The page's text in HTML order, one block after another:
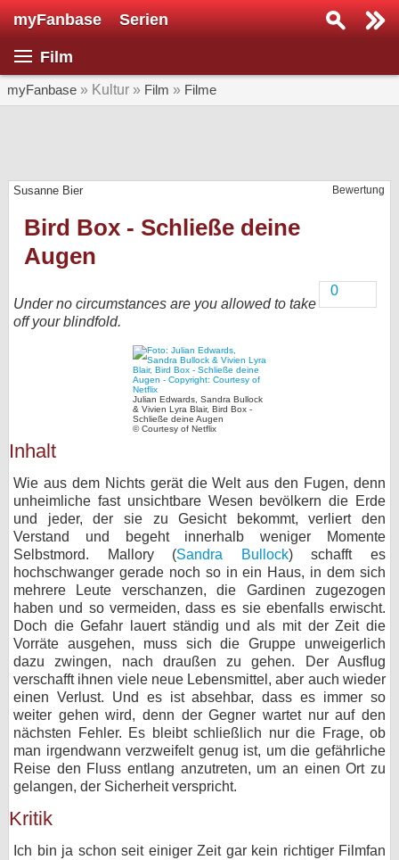
myFanbase Serien
Film
myFanbase » Kultur » Film » Filme
Bewertung
Susanne Bier
Bird Box - Schließe deine
Augen
0
Under no circumstances are you allowed to take
off your blindfold.
Julian Edwards, Sandra Bullock
& Vivien Lyra Blair, Bird Box -
Schließe deine Augen
© Courtesy of Netflix
Inhalt
Wie aus dem Nichts gerät die Welt aus den Fugen, denn
unheimliche fast unsichtbare Wesen bevölkern die Erde
und jeder, der sie zu Gesicht bekommt, verliert den
Verstand und begeht innerhalb weniger Momente
Selbstmord. Mallory (Sandra Bullock) schafft es
hochschwanger gerade noch so in ein Haus, in dem sich
mehrere Leute verschanzen, die Gardinen zugezogen
haben und so vermeiden, dass es sie ebenfalls erwischt.
Doch die Gefahr lauert ständig und als mit der Zeit die
Vorräte ausgehen, muss sich die Gruppe unweigerlich
dazu zwingen, nach draußen zu gehen. Der Ausflug
verschafft ihnen viele neue Lebensmittel, aber auch wieder
einen Verlust. Und es ist absehbar, dass es immer so
weiter gehen wird, denn der Gegner wartet nur auf den
nächsten Fehler. Es bleibt schließlich nur die Frage, ob
man irgendwann verzweifelt genug ist, um die gefährliche
Reise den Fluss entlang anzutreten, um an einen Ort zu
gelangen, der Sicherheit verspricht.
Kritik
Ich bin ja schon seit einiger Zeit gar kein richtiger Filmfan
Serie suchen...
SERIEN
Veranstaltungen
Gewinnspiele
Forum
bei X
Kontakt
Nutzungsbedingungen
Datenschutz
Cookie-Einstellungen
Impressum
Desktop-Ansicht
myFanbase